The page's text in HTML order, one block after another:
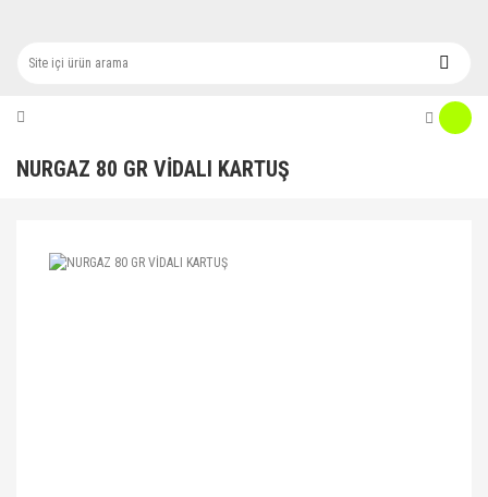
NURGAZ 80 GR VİDALI KARTUŞ